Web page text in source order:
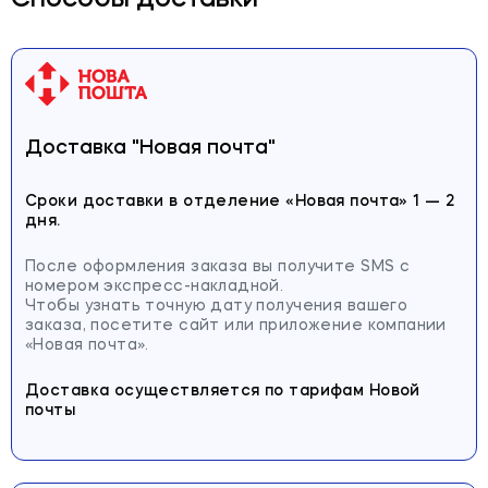
Доставка "Новая почта"
Сроки доставки в отделение«Новая почта» 1 — 2
дня.
После оформления заказа вы получите SMS с
номером экспресс-накладной.
Чтобы узнать точную дату получения вашего
заказа, посетите сайт или приложение компании
«Новая почта».
Доставка осуществляется по тарифам Новой
почты